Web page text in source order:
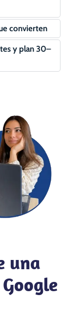
convierten
y plan 30–
una